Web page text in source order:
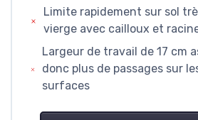
Limite rapidement sur sol
vierge avec cailloux et
Largeur de travail de 17 cm
donc plus de passages sur
surfaces